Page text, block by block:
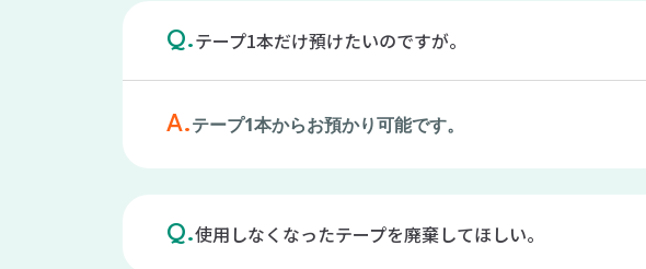
Q.テープ1本だけ預けたいのですが。
A.テープ1本からお預かり可能です。
Q.使用しなくなったテープを廃棄してほしい。